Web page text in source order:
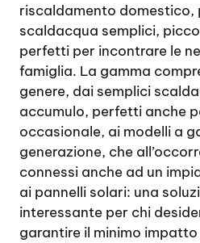
riscaldamento domestico,
scaldacqua semplici,
perfetti per incontrare le
famiglia. La gamma
genere, dai semplici
accumulo, perfetti anche
occasionale, ai modelli a
generazione, che
connessi anche ad un
ai pannelli solari: una
interessante per chi
garantire il minimo